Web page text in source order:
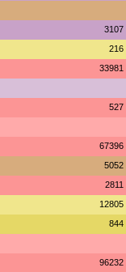
3107
216
33981
527
67396
5052
2811
12805
844
96232